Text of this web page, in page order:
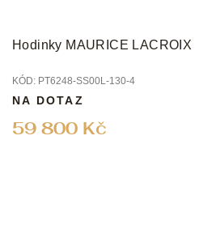
Hodinky MAURICE LACROIX
KÓD: PT6248-SS00L-130-4
59 800 Kč
NA DOTAZ